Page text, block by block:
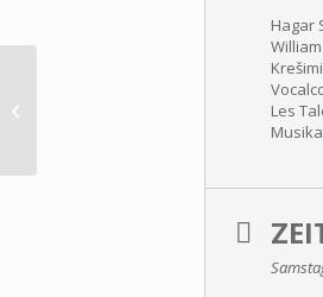
Hagar
Les
Georg Philipp Telemann: Pastorelle